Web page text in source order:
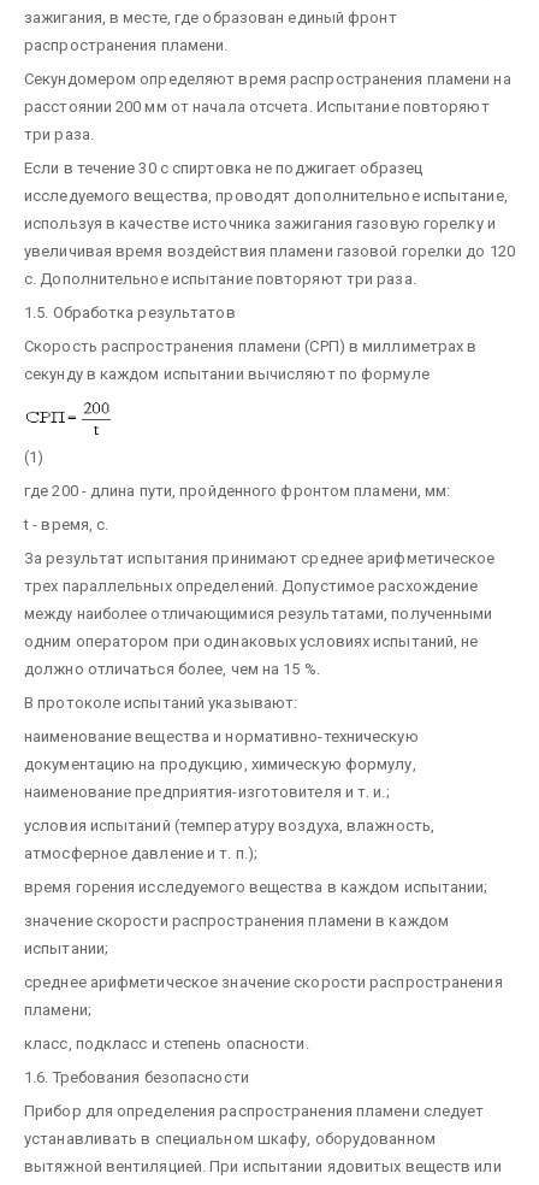
зажигания, в месте, где образован единый фронт
распространения пламени.
Секундомером определяют время распространения пламени на
расстоянии 200 мм от начала отсчета. Испытание повторяют
три раза.
Если в течение 30 с спиртовка не поджигает образец
исследуемого вещества, проводят дополнительное испытание,
используя в качестве источника зажигания газовую горелку и
увеличивая время воздействия пламени газовой горелки до 120
с. Дополнительное испытание повторяют три раза.
1.5. Обработка результатов
Скорость распространения пламени (СРП) в миллиметрах в
секунду в каждом испытании вычисляют по формуле
(1)
где 200 - длина пути, пройденного фронтом пламени, мм:
t - время, с.
За результат испытания принимают среднее арифметическое
трех параллельных определений. Допустимое расхождение
между наиболее отличающимися результатами, полученными
одним оператором при одинаковых условиях испытаний, не
должно отличаться более, чем на 15 %.
В протоколе испытаний указывают:
наименование вещества и нормативно-техническую
документацию на продукцию, химическую формулу,
наименование предприятия-изготовителя и т. и.;
условия испытаний (температуру воздуха, влажность,
атмосферное давление и т. п.);
время горения исследуемого вещества в каждом испытании;
значение скорости распространения пламени в каждом
испытании;
среднее арифметическое значение скорости распространения
пламени;
класс, подкласс и степень опасности.
1.6. Требования безопасности
Прибор для определения распространения пламени следует
устанавливать в специальном шкафу, оборудованном
вытяжной вентиляцией. При испытании ядовитых веществ или